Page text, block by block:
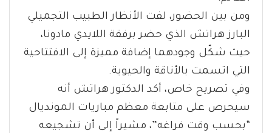
ومن بين الحضور، لفت الأنظار الطبيب التجميلي
البارز هراتش الذي حضر برفقة اللايدي مادونا،
حيث شكّل وجودهما إضافة مميزة إلى الافتتاحية
التي اتسمت بالأناقة والحيوية.
وفي تصريح خاص، أكد الدكتور هراتش أنه
سيحرص على متابعة معظم مباريات المونديال
“بحسب وقت فراغه”، مشيراً إلى أن تشجيعه